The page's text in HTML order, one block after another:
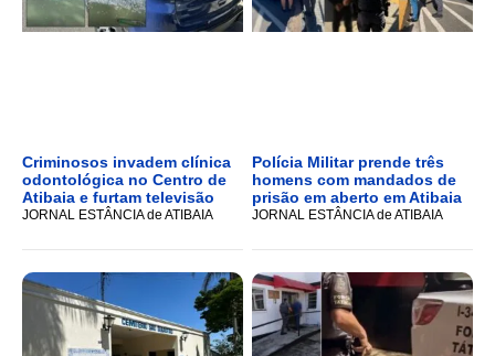
Criminosos invadem clínica
odontológica no Centro de
Atibaia e furtam televisão
JORNAL ESTÂNCIA de ATIBAIA
Polícia Militar prende três
homens com mandados de
prisão em aberto em Atibaia
JORNAL ESTÂNCIA de ATIBAIA